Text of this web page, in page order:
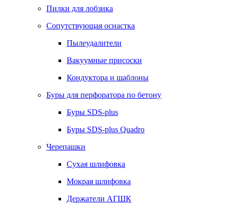
Пилки для лобзика
Сопутствующая оснастка
Пылеудалители
Вакуумные присоски
Кондуктора и шаблоны
Буры для перфоратора по бетону
Буры SDS-plus
Буры SDS-plus Quadro
Черепашки
Сухая шлифовка
Мокрая шлифовка
Держатели АГШК